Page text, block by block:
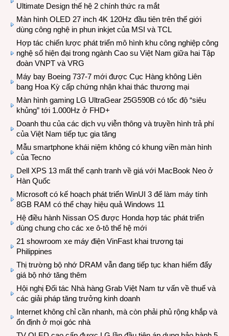
Ultimate Design thế hệ 2 chính thức ra mắt
Màn hình OLED 27 inch 4K 120Hz đầu tiên trên thế giới
dùng công nghệ in phun inkjet của MSI và TCL
Hợp tác chiến lược phát triển mô hình khu công nghiệp công
nghệ số hiện đại trong ngành Cao su Việt Nam giữa hai Tập
đoàn VNPT và VRG
Máy bay Boeing 737-7 mới được Cục Hàng không Liên
bang Hoa Kỳ cấp chứng nhận khai thác thương mại
Màn hình gaming LG UltraGear 25G590B có tốc độ “siêu
khủng” tới 1.000Hz ở FHD+
Doanh thu của các dịch vụ viễn thông và truyền hình trả phí
của Việt Nam tiếp tục gia tăng
Mẫu smartphone khái niệm không có khung viền màn hình
của Tecno
Dell XPS 13 mất thế cạnh tranh về giá với MacBook Neo ở
Hàn Quốc
Microsoft có kế hoạch phát triển WinUI 3 để làm máy tính
8GB RAM có thể chạy hiệu quả Windows 11
Hệ điều hành Nissan OS được Honda hợp tác phát triển
dùng chung cho các xe ô-tô thế hệ mới
21 showroom xe máy điện VinFast khai trương tại
Philippines
Thị trường bộ nhớ DRAM vẫn đang tiếp tục khan hiếm đẩy
giá bộ nhớ tăng thêm
Hội nghị Đối tác Nhà hàng Grab Việt Nam tư vấn về thuế và
các giải pháp tăng trưởng kinh doanh
Internet không chỉ cần nhanh, mà còn phải phủ rộng khắp và
ổn định ở mọi góc nhà